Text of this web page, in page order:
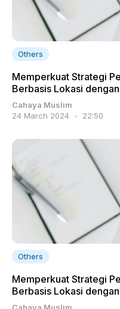
Others
Memperkuat Strategi
Berbasis Lokasi
Cahaya Muslim
24 March 2024
22:50
Others
Memperkuat Strategi
Berbasis Lokasi